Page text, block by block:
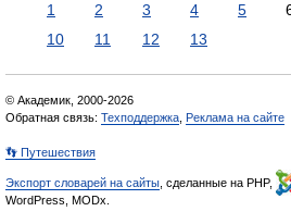
1 2 3 4 5
10
11 12 13
© Академик, 2000-2026
Обратная связь: Техподдержка Реклама на сайте
👣 Путешествия
Экспорт словарей на сайты , сделанные на PHP,
WordPress, MODx.